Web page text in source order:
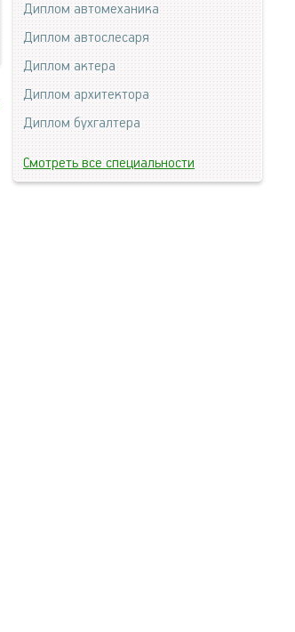
Диплом автомеханика
Диплом автослесаря
Диплом актера
Диплом архитектора
Диплом бухгалтера
Смотреть все специальности